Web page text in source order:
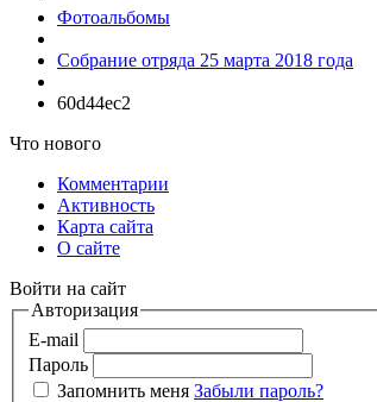
Фотоальбомы
Собрание отряда 25 марта 2018 года
60d44ec2
Что нового
Комментарии
Активность
Карта сайта
О сайте
Войти на сайт
Авторизация
E-mail
Пароль
Запомнить меня Забыли пароль?